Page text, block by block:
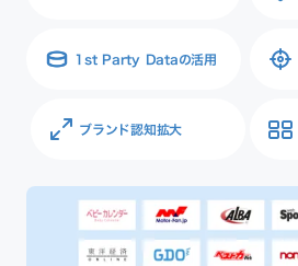
1st Party Dataの活用
ブランド認知拡大